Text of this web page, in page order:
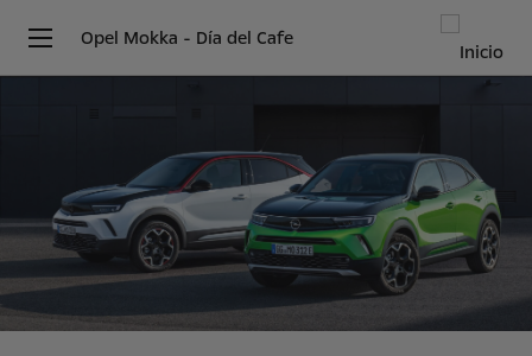
Opel Mokka - Día del Cafe